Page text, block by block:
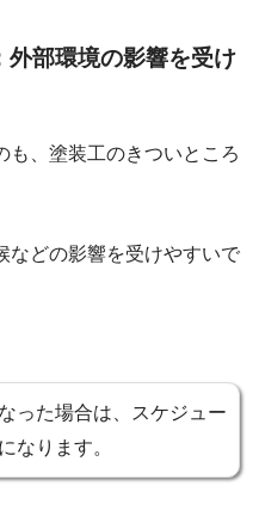
部環境の影響を受け
も、塗装工のきついところ
などの影響を受けやすいで
った場合は、スケジュー
なります。